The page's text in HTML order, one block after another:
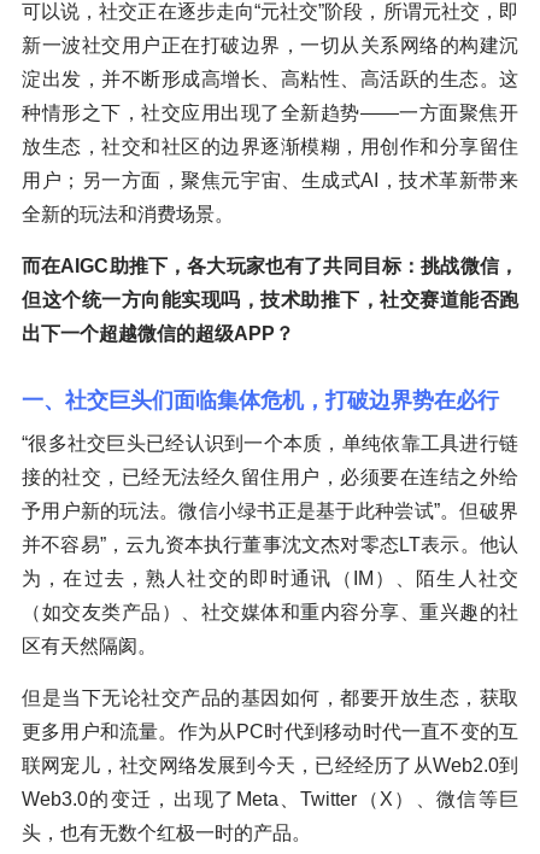
可以说，社交正在逐步走向“元社交”阶段，所谓元社交，即
新一波社交用户正在打破边界，一切从关系网络的构建沉
淀出发，并不断形成高增长、高粘性、高活跃的生态。这
种情形之下，社交应用出现了全新趋势——一方面聚焦开
放生态，社交和社区的边界逐渐模糊，用创作和分享留住
用户；另一方面，聚焦元宇宙、生成式AI，技术革新带来
全新的玩法和消费场景。
而在AIGC助推下，各大玩家也有了共同目标：挑战微信，
但这个统一方向能实现吗，技术助推下，社交赛道能否跑
出下一个超越微信的超级APP？
一、社交巨头们面临集体危机，打破边界势在必行
“很多社交巨头已经认识到一个本质，单纯依靠工具进行链
接的社交，已经无法经久留住用户，必须要在连结之外给
予用户新的玩法。微信小绿书正是基于此种尝试”。但破界
并不容易”，云九资本执行董事沈文杰对零态LT表示。他认
为，在过去，熟人社交的即时通讯（IM）、陌生人社交
（如交友类产品）、社交媒体和重内容分享、重兴趣的社
区有天然隔阂。
但是当下无论社交产品的基因如何，都要开放生态，获取
更多用户和流量。作为从PC时代到移动时代一直不变的互
联网宠儿，社交网络发展到今天，已经经历了从Web2.0到
Web3.0的变迁，出现了Meta、Twitter（X）、微信等巨
头，也有无数个红极一时的产品。